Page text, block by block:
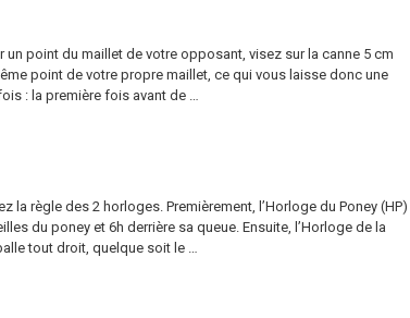
point du maillet de votre opposant, visez sur la canne 5 cm
point de votre propre maillet, ce qui vous laisse donc une
: la première fois avant de …
règle des 2 horloges. Premièrement, l’Horloge du Poney (HP)
du poney et 6h derrière sa queue. Ensuite, l’Horloge de la
tout droit, quelque soit le …